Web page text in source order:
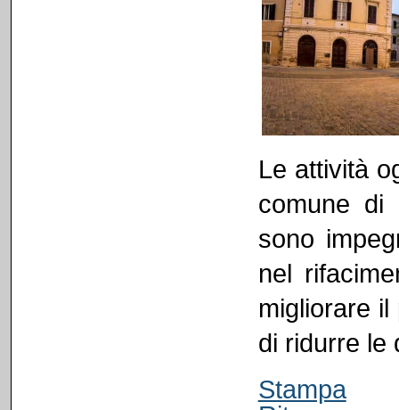
Le attività
comune di
sono
nel
migliorare
di ridurre le
Stampa